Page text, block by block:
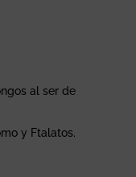
al ser de
y Ftalatos.